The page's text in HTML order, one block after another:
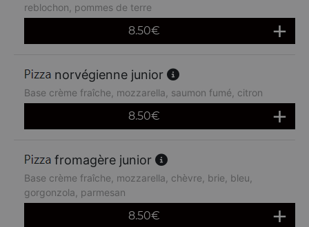
reblochon, pommes de terre
8.50€
norvégienne junior
Base crème fraîche, mozzarella, saumon fumé, citron
8.50€
fromagère junior
Base crème fraîche, mozzarella, chèvre, brie, bleu,
gorgonzola, parmesan
8.50€